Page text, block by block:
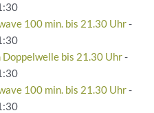
100 min. bis 21.30 Uhr-
Doppelwelle bis 21.30 Uhr-
100 min. bis 21.30 Uhr-